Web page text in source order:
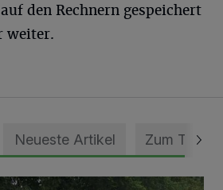
den Rechnern gespeichert
weiter.
Neueste Artikel Zum Thema
den Weg zum Festzelt